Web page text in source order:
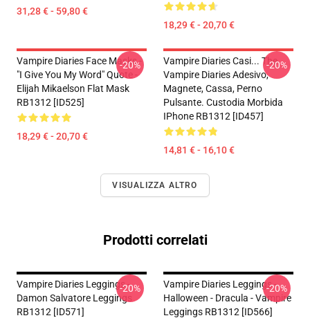
31,28 € - 59,80 €
18,29 € - 20,70 €
Vampire Diaries Face Masks -
"I Give You My Word" Quote -
Elijah Mikaelson Flat Mask
RB1312 [ID525]
18,29 € - 20,70 €
-20%
Vampire Diaries Casi... The
Vampire Diaries Adesivo,
Magnete, Cassa, Perno
Pulsante. Custodia Morbida
IPhone RB1312 [ID457]
14,81 € - 16,10 €
-20%
VISUALIZZA ALTRO
Prodotti correlati
Vampire Diaries Leggings -
Damon Salvatore Leggings
RB1312 [ID571]
-20%
Vampire Diaries Leggings -
Halloween - Dracula - Vampire
Leggings RB1312 [ID566]
-20%